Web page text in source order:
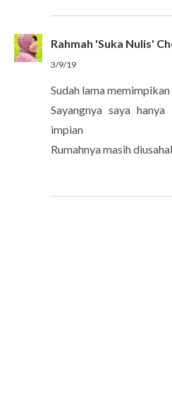
Rahmah 'Suka Nulis'
3/9/19
Sudah lama
Sayangnya saya
impian
Rumahnya masih